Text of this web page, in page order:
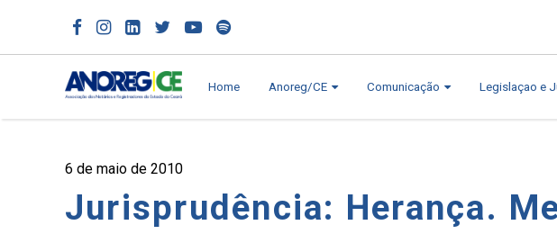
Home Anoreg/CE Comunicação Legislaçao e
6 de maio de 2010
Jurisprudência: Herança.